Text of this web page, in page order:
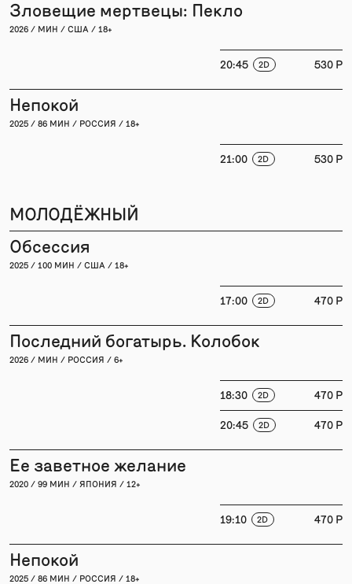
Зловещие мертвецы: Пекло
2026 / МИН / США / 18+
20:45 2D 530 P
Непокой
2025 / 86 МИН / РОССИЯ / 18+
21:00 2D 530 P
МОЛОДЁЖНЫЙ
Обсессия
2025 / 100 МИН / США / 18+
17:00 2D 470 P
Последний богатырь. Колобок
2026 / МИН / РОССИЯ / 6+
18:30 2D 470 P
20:45 2D 470 P
Ее заветное желание
2020 / 99 МИН / ЯПОНИЯ / 12+
19:10 2D 470 P
Непокой
2025 / 86 МИН / РОССИЯ / 18+